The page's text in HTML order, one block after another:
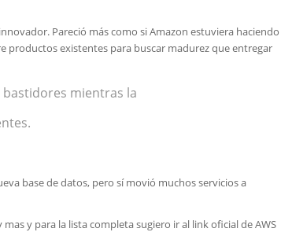
Pareció más como si Amazon estuviera haciendo
productos existentes para buscar madurez que entregar
mientras la
base de datos, pero sí movió muchos servicios a
y para la lista completa sugiero ir al link oficial de AWS